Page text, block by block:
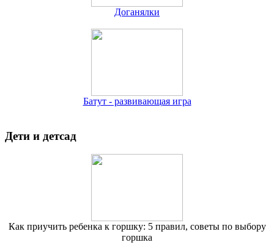
Доганялки
Батут - развивающая игра
Дети и детсад
Как приучить ребенка к горшку: 5 правил, советы по выбору
горшка